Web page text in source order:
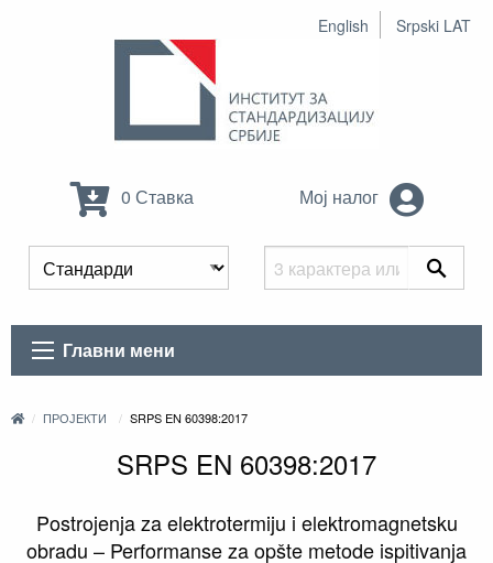
English Srpski LAT
0 Ставка Мој налог
Главни мени
ПРОЈЕКТИ SRPS EN 60398:2017
SRPS EN 60398:2017
Postrojenja za elektrotermiju i elektromagnetsku
obradu – Performanse za opšte metode ispitivanja